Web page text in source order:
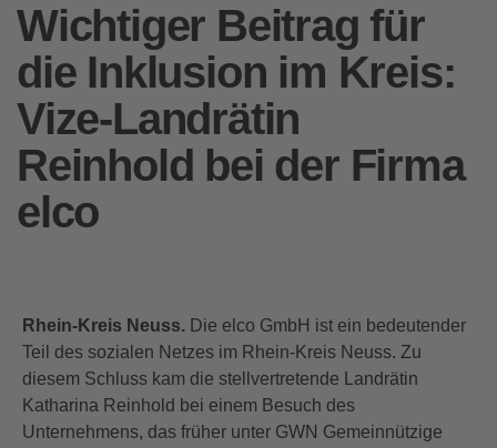
Wichtiger Beitrag für
die Inklusion im Kreis:
Vize-Landrätin
Reinhold bei der Firma
elco
Rhein-Kreis Neuss. Die elco GmbH ist ein bedeutender
Teil des sozialen Netzes im Rhein-Kreis Neuss. Zu
diesem Schluss kam die stellvertretende Landrätin
Katharina Reinhold bei einem Besuch des
Unternehmens, das früher unter GWN Gemeinnützige